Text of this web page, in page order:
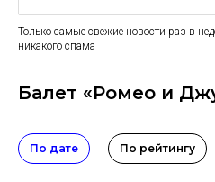
Только самые свежие новости раз в
никакого спама
Балет «Ромео и
По дате По рейтингу